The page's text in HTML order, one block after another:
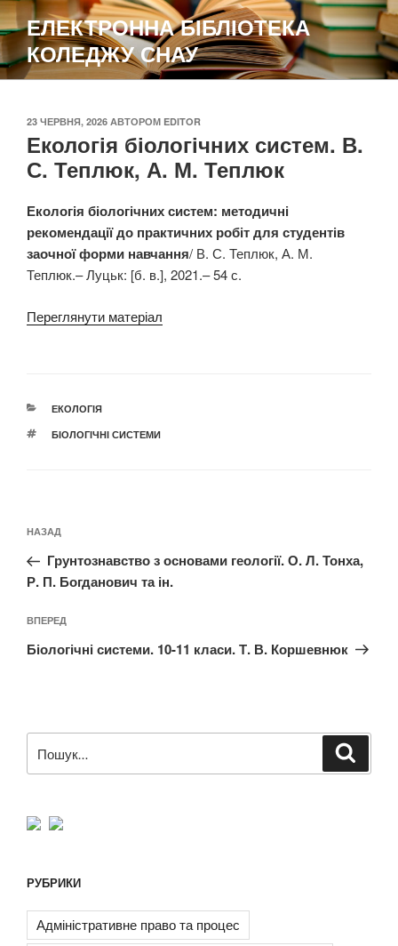
Перейти
до
вмісту
ЕЛЕКТРОННА БІБЛІОТЕКА
КОЛЕДЖУ СНАУ
ОПУБЛІКОВАНО
23 ЧЕРВНЯ, 2026 АВТОРОМ EDITOR
Екологія біологічних систем. В.
С. Теплюк, А. М. Теплюк
Екологія біологічних систем: методичні
рекомендації до практичних робіт для студентів
заочної форми навчання/ В. С. Теплюк, А. М.
Теплюк.– Луцьк: [б. в.], 2021.– 54 с.
Переглянути матеріал
КАТЕГОРІЇ
ЕКОЛОГІЯ
ПОЗНАЧКИ
БІОЛОГІЧНІ СИСТЕМИ
записів
Попередній
запис:
НАЗАД
Грунтознавство з основами геології. О. Л. Тонха,
Р. П. Богданович та ін.
Наступний
запис
ВПЕРЕД
Біологічні системи. 10-11 класи. Т. В. Коршевнюк
за
РУБРИКИ
Адміністративне право та процес